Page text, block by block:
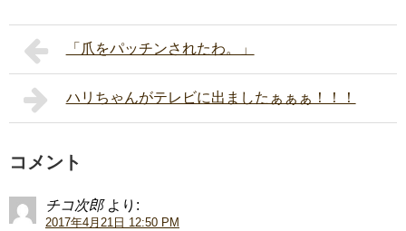
「爪をパッチンされたわ。」
ハリちゃんがテレビに出ましたぁぁぁ！！！
コメント
チコ次郎 より:
2017年4月21日 12:50 PM